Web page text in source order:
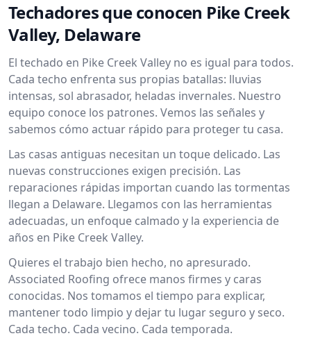
Techadores que conocen Pike Creek
Valley, Delaware
El techado en Pike Creek Valley no es igual para todos.
Cada techo enfrenta sus propias batallas: lluvias
intensas, sol abrasador, heladas invernales. Nuestro
equipo conoce los patrones. Vemos las señales y
sabemos cómo actuar rápido para proteger tu casa.
Las casas antiguas necesitan un toque delicado. Las
nuevas construcciones exigen precisión. Las
reparaciones rápidas importan cuando las tormentas
llegan a Delaware. Llegamos con las herramientas
adecuadas, un enfoque calmado y la experiencia de
años en Pike Creek Valley.
Quieres el trabajo bien hecho, no apresurado.
Associated Roofing ofrece manos firmes y caras
conocidas. Nos tomamos el tiempo para explicar,
mantener todo limpio y dejar tu lugar seguro y seco.
Cada techo. Cada vecino. Cada temporada.